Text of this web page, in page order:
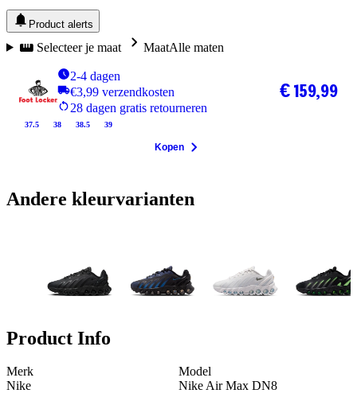
Product alerts
Selecteer je maat MaatAlle maten
2-4 dagen
€3,99 verzendkosten
28 dagen gratis retourneren
37.5 38 38.5 39
€ 159,99
Kopen
Andere kleurvarianten
Product Info
Merk
Nike
Model
Nike Air Max DN8